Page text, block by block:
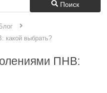
Поиск
какой выбрать?
ПНВ: